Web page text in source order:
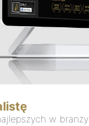
w branży